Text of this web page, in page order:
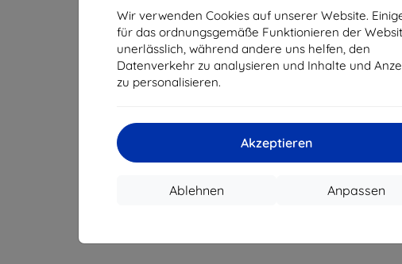
Wir verwenden Cookies auf unserer Website.
für das ordnungsgemäße Funktionieren der
unerlässlich, während andere uns helfen, den
Datenverkehr zu analysieren und Inhalte und
zu personalisieren.
Akzeptieren
Anpassen
Ablehnen